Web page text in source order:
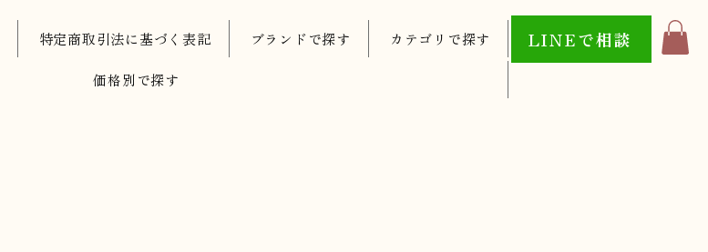
特定商取引法に基づく表記 ブランドで探す カテゴリで探す
価格別で探す
LINEで相談